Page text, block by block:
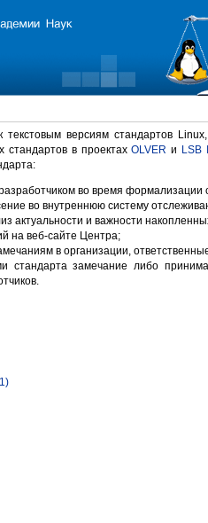
текстовым версиям стандартов
стандартов в проектахOLVER и LSB
во время формализации
во внутреннюю систему
актуальности и важности
на веб-сайте Центра;
в организации,
стандарта замечание либо